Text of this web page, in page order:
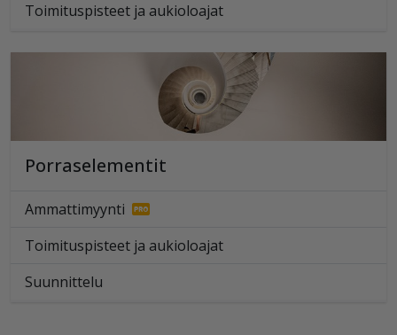
Toimituspisteet ja aukioloajat
Porraselementit
Ammattimyynti
Toimituspisteet ja aukioloajat
Suunnittelu